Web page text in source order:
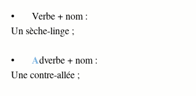
•       Verbe + nom :
Un sèche-linge ;
• Adverbe + nom :
Une contre-allée ;